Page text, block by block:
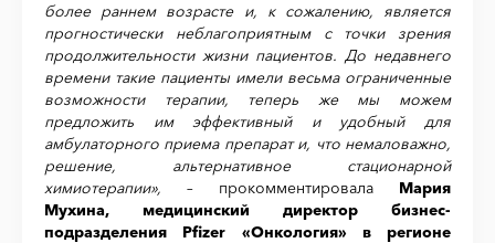
более раннем возрасте и, к сожалению, является
прогностически неблагоприятным с точки зрения
продолжительности жизни пациентов. До недавнего
времени такие пациенты имели весьма ограниченные
возможности терапии, теперь же мы можем
предложить им эффективный и удобный для
амбулаторного приема препарат и, что немаловажно,
решение, альтернативное стационарной
химиотерапии», – прокомментировала Мария
Мухина, медицинский директор бизнес-
подразделения Pfizer «Онкология» в регионе